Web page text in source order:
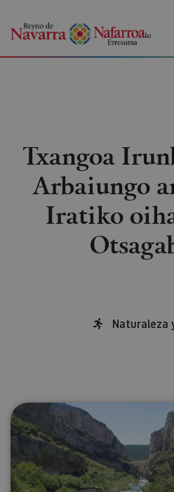
Txangoa
Arbaiungo
Iratiko
Naturaleza